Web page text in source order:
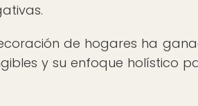
de hogares ha
y su enfoque holístico